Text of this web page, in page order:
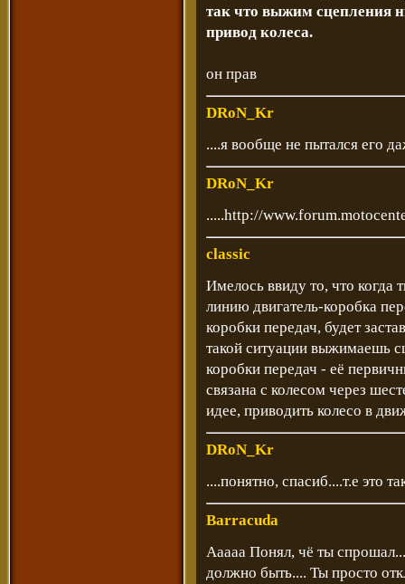
так что выжим сцепления
привод колеса.
он прав
DRoN_Kr
....я вообще не пытался его
DRoN_Kr
.....http://
classic
Имелось ввиду то, что когда
линию двигатель-коробка
коробки передач, будет
такой ситуации выжимаешь
коробки передач - её
связана с колесом через
идее, приводить колесо в
DRoN_Kr
....понятно, спасиб....т.е это
Barracuda
Ааааа Понял, чё ты
должно быть.... Ты просто